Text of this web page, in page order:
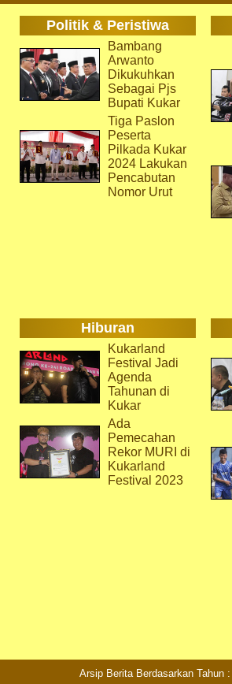
Politik & Peristiwa
Bambang
Arwanto
Dikukuhkan
Sebagai Pjs
Bupati Kukar
Tiga Paslon
Peserta
Pilkada Kukar
2024 Lakukan
Pencabutan
Nomor Urut
Hiburan
Kukarland
Festival Jadi
Agenda
Tahunan di
Kukar
Ada
Pemecahan
Rekor MURI di
Kukarland
Festival 2023
Arsip Berita Berdasarkan Tahun :